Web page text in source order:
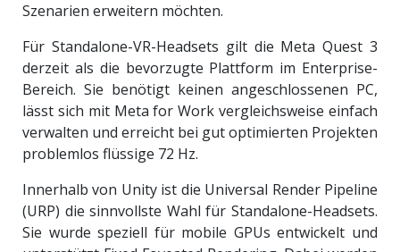
Szenarien erweitern möchten.
Für Standalone-VR-Headsets gilt die Meta Quest 3
derzeit als die bevorzugte Plattform im Enterprise-
Bereich. Sie benötigt keinen angeschlossenen PC,
lässt sich mit Meta for Work vergleichsweise einfach
verwalten und erreicht bei gut optimierten Projekten
problemlos flüssige 72 Hz.
Innerhalb von Unity ist die Universal Render Pipeline
(URP) die sinnvollste Wahl für Standalone-Headsets.
Sie wurde speziell für mobile GPUs entwickelt und